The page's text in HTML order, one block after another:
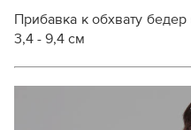
Прибавка к обхвату
3,4 - 9,4 см